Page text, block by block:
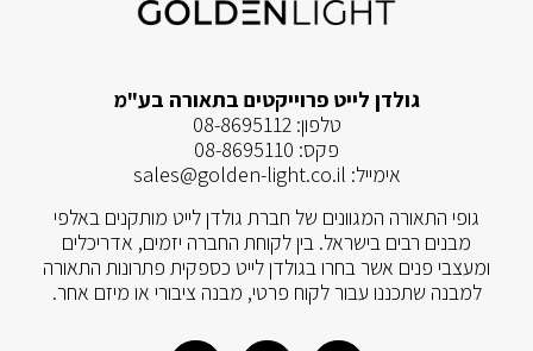
גולדן לייט פרוייקטים בתאורה בע"מ
טלפון:08-8695112
פקס: 08-8695110
אימייל: sales@golden-light.co.il
גופי התאורה המגוונים של חברת גולדן לייט מותקנים באלפי
מבנים רבים בישראל. בין לקוחת החברה יזמים, אדריכלים
ומעצבי פנים אשר בחרו בגולדן לייט כספקית פתרונות התאורה
למבנה שתכננו עבור לקוח פרטי, מבנה ציבורי או מיזם אחר.